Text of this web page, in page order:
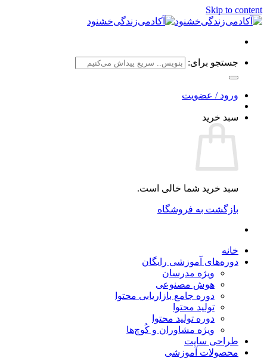
Skip to content
جستجو برای:
ورود / عضویت
سبد خرید
سبد خرید شما خالی است.
بازگشت به فروشگاه
خانه
دوره‌های آموزشی رایگان
ویژه مدرسان
هوش مصنوعی
دوره جامع بازاریابی محتوا
تولید محتوا
دوره تولید محتوا
ویژه مشاوران و کُوچ‌ها
طراحی سایت
محصولات آموزشی